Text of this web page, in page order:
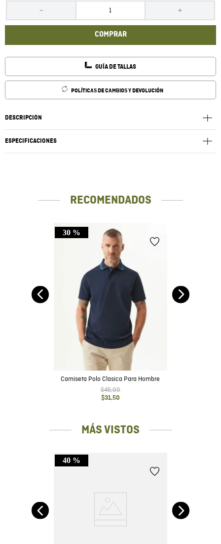
＋
－
COMPRAR
GUÍA DE TALLAS
POLÍTICAS DE CAMBIOS Y DEVOLUCIÓN
DESCRIPCIÓN
ESPECIFICACIONES
RECOMENDADOS
30 %
Camiseta Polo Clasica Para Hombre
$45,00
$31,50
MÁS VISTOS
40 %